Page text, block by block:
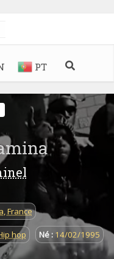
PT
,France
hop Né : 14/02/1995